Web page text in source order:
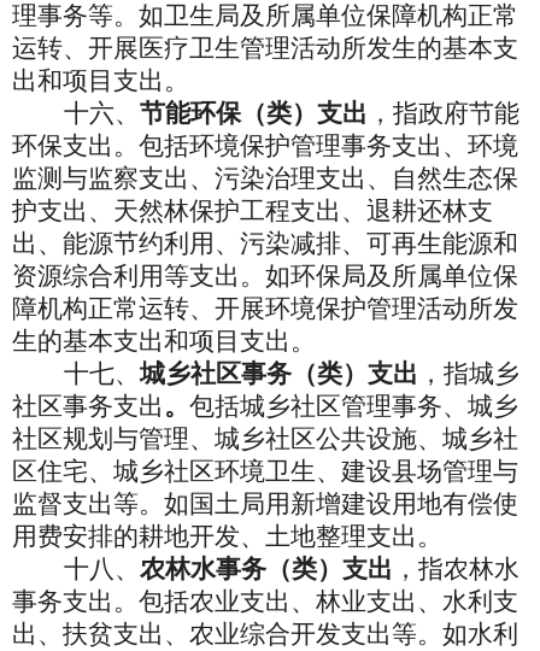
理事务等。如卫生局及所属单位保障机构正常
运转、开展医疗卫生管理活动所发生的基本支
出和项目支出。
十六、 节能环保（类）支出 ，指政府节能
环保支出。包括环境保护管理事务支出、环境
监测与监察支出、污染治理支出、自然生态保
护支出、天然林保护工程支出、退耕还林支
出、能源节约利用、污染减排、可再生能源和
资源综合利用等支出。如环保局及所属单位保
障机构正常运转、开展环境保护管理活动所发
生的基本支出和项目支出。
十七、城乡社区事务（类）支出 ，指城乡
社区事务支出 。 包括城乡社区管理事务、城乡
社区规划与管理、城乡社区公共设施、城乡社
区住宅、城乡社区环境卫生、建设县场管理与
监督支出等。如国土局用新增建设用地有偿使
用费安排的耕地开发、土地整理支出。
十八、 农林水事务（类）支出 ，指农林水
事务支出。包括农业支出、林业支出、水利支
出、扶贫支出、农业综合开发支出等。如水利